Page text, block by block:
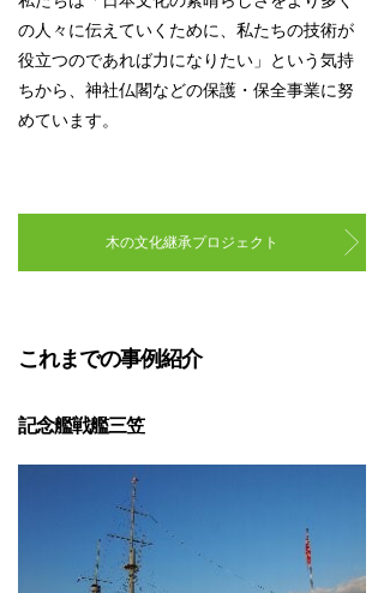
の人々に伝えていくために、私たちの技術が
役立つのであれば力になりたい」という気持
ちから、神社仏閣などの保護・保全事業に努
めています。
木の文化継承プロジェクト
これまでの事例紹介
記念艦戦艦三笠